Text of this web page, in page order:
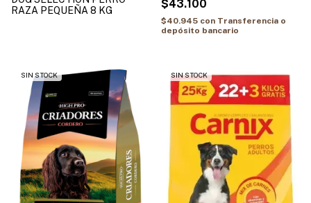
RAZA PEQUEÑA 8 KG
$43.100
$40.945 con Transferencia o
depósito bancario
SIN STOCK SIN STOCK